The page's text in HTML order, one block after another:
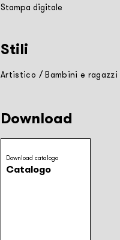
Stampa digitale
Stili
Artistico /Bambini e ragazzi
Download
Download catalogo
Catalogo